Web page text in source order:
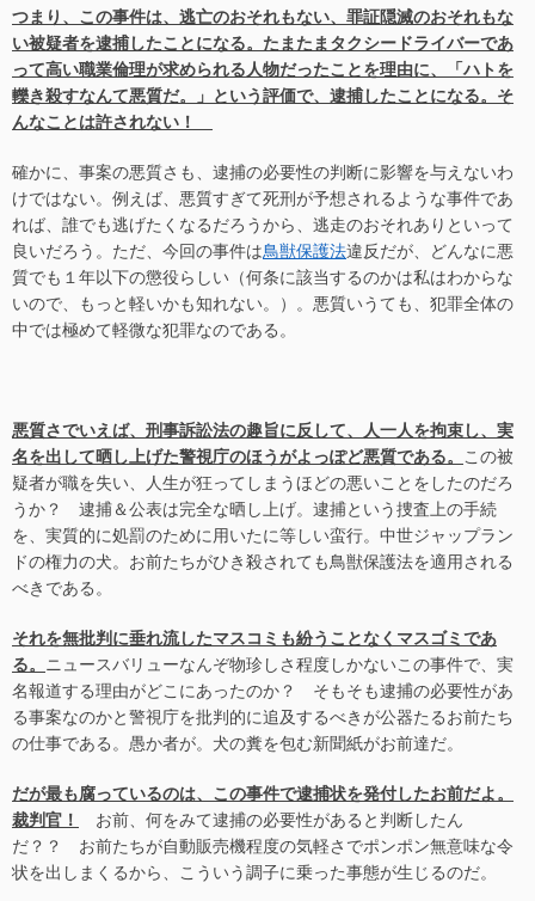
つまり、この事件は、逃亡のおそれもない、罪証隠滅のおそれもな
い被疑者を逮捕したことになる。たまたまタクシードライバーであ
って高い職業倫理が求められる人物だったことを理由に、「ハトを
轢き殺すなんて悪質だ。」という評価で、逮捕したことになる。そ
んなことは許されない！
確かに、事案の悪質さも、逮捕の必要性の判断に影響を与えないわ
けではない。例えば、悪質すぎて死刑が予想されるような事件であ
れば、誰でも逃げたくなるだろうから、逃走のおそれありといって
良いだろう。ただ、今回の事件は鳥獣保護法違反だが、どんなに悪
質でも１年以下の懲役らしい（何条に該当するのかは私はわからな
いので、もっと軽いかも知れない。）。悪質いうても、犯罪全体の
中では極めて軽微な犯罪なのである。
悪質さでいえば、刑事訴訟法の趣旨に反して、人一人を拘束し、実
名を出して晒し上げた警視庁のほうがよっぽど悪質である。 この被
疑者が職を失い、人生が狂ってしまうほどの悪いことをしたのだろ
うか？ 逮捕＆公表は完全な晒し上げ。逮捕という捜査上の手続
を、実質的に処罰のために用いたに等しい蛮行。中世ジャップラン
ドの権力の犬。お前たちがひき殺されても鳥獣保護法を適用される
べきである。
それを無批判に垂れ流したマスコミも紛うことなくマスゴミであ
る。 ニュースバリューなんぞ物珍しさ程度しかないこの事件で、実
名報道する理由がどこにあったのか？ そもそも逮捕の必要性があ
る事案なのかと警視庁を批判的に追及するべきが公器たるお前たち
の仕事である。愚か者が。犬の糞を包む新聞紙がお前達だ。
だが最も腐っているのは、この事件で逮捕状を発付したお前だよ。
裁判官！
お前、何をみて逮捕の必要性があると判断したん
だ？？ お前たちが自動販売機程度の気軽さでポンポン無意味な令
状を出しまくるから、こういう調子に乗った事態が生じるのだ。